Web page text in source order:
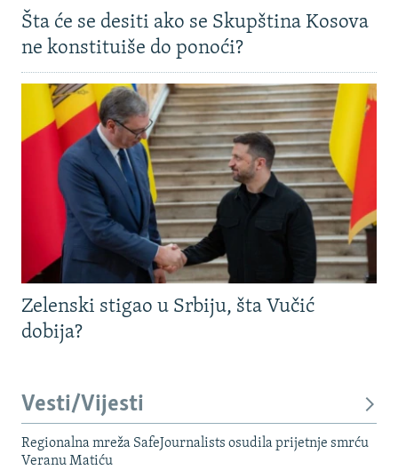
Šta će se desiti ako se Skupština Kosova
ne konstituiše do ponoći?
Zelenski stigao u Srbiju, šta Vučić
dobija?
Vesti/Vijesti
Regionalna mreža SafeJournalists osudila prijetnje smrću
Veranu Matiću